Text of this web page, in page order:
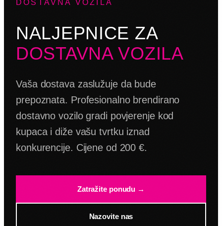
DOSTAVNA VOZILA
NALJEPNICE ZA
DOSTAVNA VOZILA
Vaša dostava zaslužuje da bude
prepoznata. Profesionalno brendirano
dostavno vozilo gradi povjerenje kod
kupaca i diže vašu tvrtku iznad
konkurencije. Cijene od 200 €.
Zatražite ponudu →
Nazovite nas